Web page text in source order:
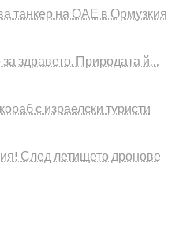
танкер на ОАЕ в Ормузкия
здравето. Природата й…
с израелски туристи
След летището дронове